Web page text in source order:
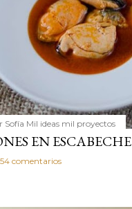
Sofía Mil ideas mil proyectos
EN ESCABECHE
54 comentarios